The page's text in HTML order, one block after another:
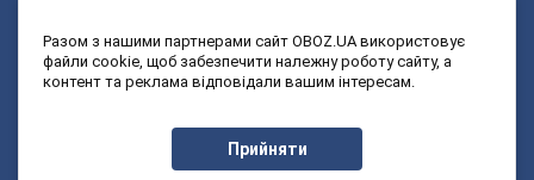
3 клас 9 клас
Разом з нашими партнерами сайт OBOZ.UA використовує
файли cookie, щоб забезпечити належну роботу сайту, а
контент та реклама відповідали вашим інтересам.
Прийняти